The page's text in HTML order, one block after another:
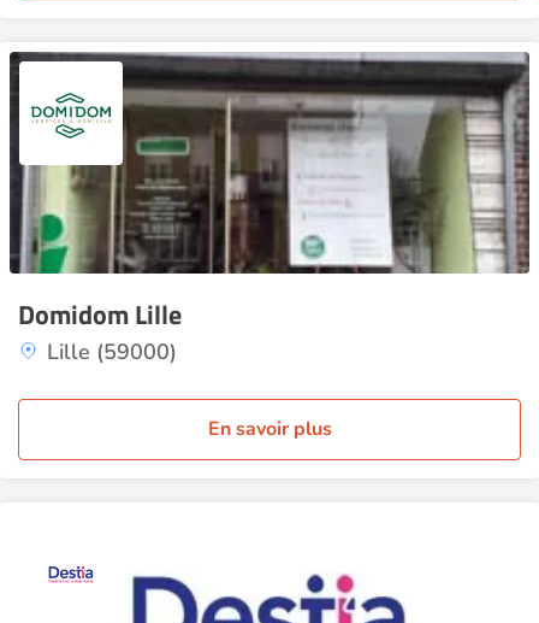
Domidom Lille
Lille (59000)
En savoir plus